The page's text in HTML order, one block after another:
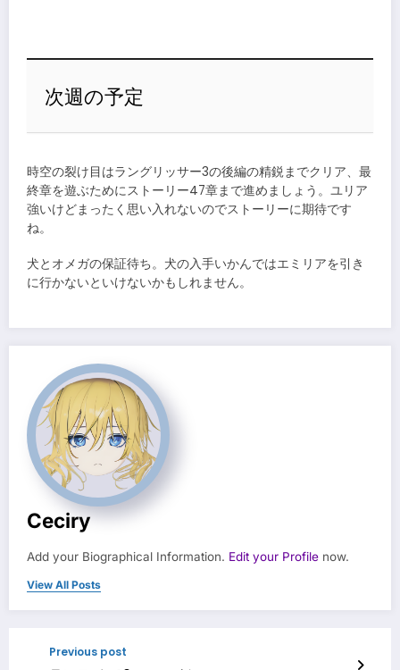
次週の予定
時空の裂け目はラングリッサー3の後編の精鋭までクリア、最
終章を遊ぶためにストーリー47章まで進めましょう。ユリア
強いけどまったく思い入れないのでストーリーに期待です
ね。
犬とオメガの保証待ち。犬の入手いかんではエミリアを引き
に行かないといけないかもしれません。
Ceciry
Add your Biographical Information. Edit your Profile now.
View All Posts
Previous post